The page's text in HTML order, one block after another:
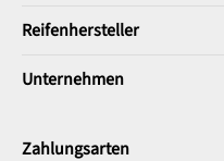
Reifenhersteller
Unternehmen
Zahlungsarten